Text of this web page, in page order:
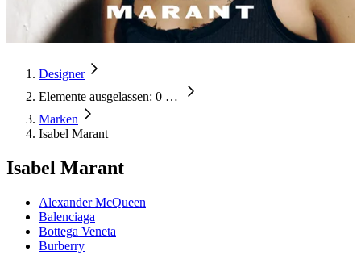
Designer
Elemente ausgelassen: 0 …
Marken
Isabel Marant
Isabel Marant
Alexander McQueen
Balenciaga
Bottega Veneta
Burberry